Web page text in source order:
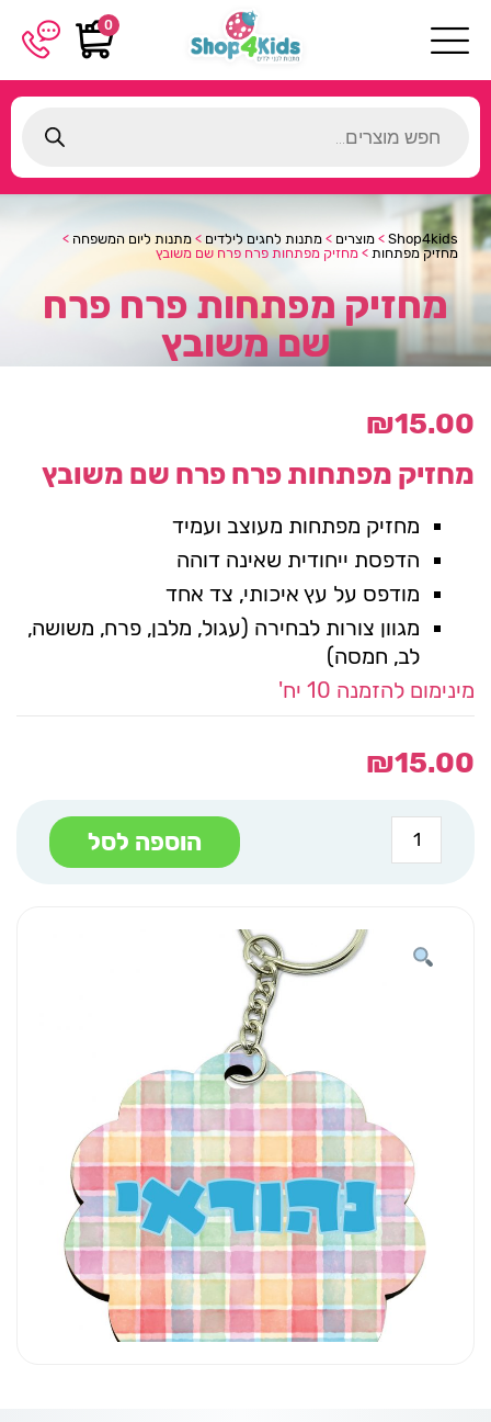
0
search
Shop4kids
> מוצרים > מתנות לחגים לילדים > מתנות ליום המשפחה >
מחזיק מפתחות > מחזיק מפתחות פרח פרח שם משובץ
מחזיק מפתחות פרח פרח
שם משובץ
₪15.00
מחזיק מפתחות פרח פרח שם משובץ
מחזיק מפתחות מעוצב ועמיד
הדפסת ייחודית שאינה דוהה
מודפס על עץ איכותי, צד אחד
מגוון צורות לבחירה (עגול, מלבן, פרח, משושה,
לב, חמסה)
מינימום להזמנה 10 יח'
₪15.00
כמות
של
מחזיק
שם
משובץ
הוספה לסל